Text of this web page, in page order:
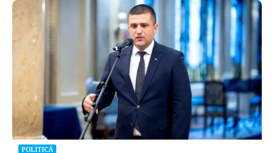
POLITICĂ